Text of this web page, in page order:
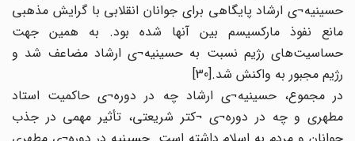
حسینیه¬ی ارشاد پایگاهی برای جوانان انقلابی با گرایش مذهبی
مانع نفوذ مارکسیسم بین آنها شده بود. به همین جهت
حساسیت‌های رژیم نسبت به حسینیه¬ی ارشاد مضاعف شد و
رژیم مجبور به واکنش شد.[30]
در مجموع، حسینیه¬ی ارشاد چه در دوره¬ی حاکمیت استاد
مطهری و چه در دوره¬ی ¬کتر شریعتی، تأثیر مهمی در جذب